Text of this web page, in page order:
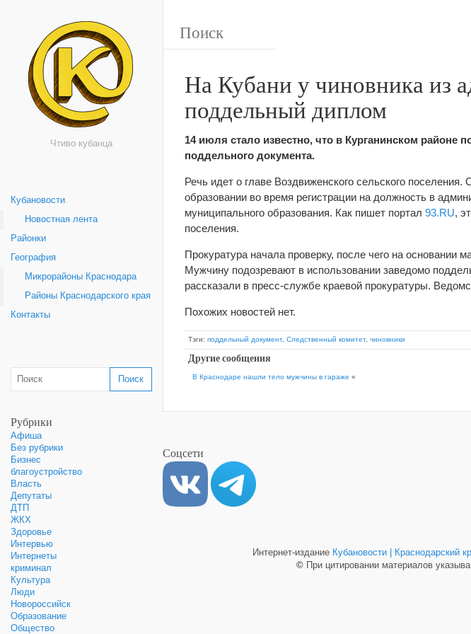
Чтиво кубанца
Кубановости
Новостная лента
Районки
География
Микрорайоны Краснодара
Районы Краснодарского края
Контакты
Рубрики
Афиша
Без рубрики
Бизнес
благоустройство
Власть
Депутаты
ДТП
ЖКХ
Здоровье
Интервью
Интернеты
криминал
Культура
Люди
Новороссийск
Образование
Общество
На Кубани у чиновника из
поддельный диплом
14 июля стало известно, что в Курганинском районе
поддельного документа.
Речь идет о главе Воздвиженского сельского
образовании во время регистрации на должность в
муниципального образования. Как пишет портал 93.RU,
поселения.
Прокуратура начала проверку, после чего на основании
Мужчину подозревают в использовании заведомо
рассказали в пресс-службе краевой прокуратуры.
Похожих новостей нет.
Тэги: поддельный документ, Следственный комитет, чиновники
Другие сообщения
В Краснодаре нашли тело мужчины в гараже «
Соцсети
Интернет-издание Кубановости | Краснодарский
© При цитировании материалов